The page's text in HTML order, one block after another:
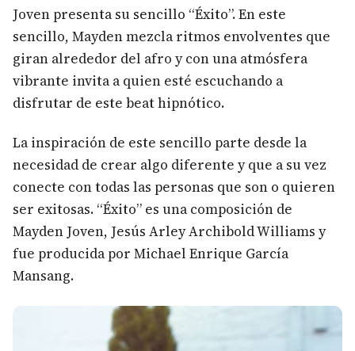
Joven presenta su sencillo “Éxito”. En este
sencillo, Mayden mezcla ritmos envolventes que
giran alrededor del afro y con una atmósfera
vibrante invita a quien esté escuchando a
disfrutar de este beat hipnótico.
La inspiración de este sencillo parte desde la
necesidad de crear algo diferente y que a su vez
conecte con todas las personas que son o quieren
ser exitosas. “Éxito” es una composición de
Mayden Joven, Jesús Arley Archibold Williams y
fue producida por Michael Enrique García
Mansang.